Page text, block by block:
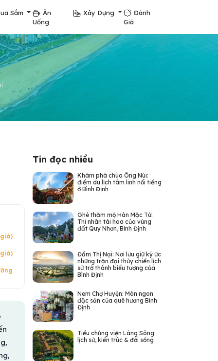
Sắm
Ăn
Uống
Xây Dựng
Đánh
Giá
Tin đọc nhiều
Khám phá chùa Ông Núi:
điểm du lịch tâm linh nổi tiếng
ở Bình Định
Ghé thăm mộ Hàn Mặc Tử:
Thi nhân tài hoa của vùng
đất Quy Nhơn, Bình Định
Đầm Thị Nại: Nơi lưu giữ ký ức
những trận đại thủy chiến lịch
sử trở thành biểu tượng của
Bình Định
Nem Chợ Huyện: Món ngon
đặc sản của quê hương Bình
Định
Tiểu chủng viện Làng Sông:
lịch sử, kiến trúc & đời sống